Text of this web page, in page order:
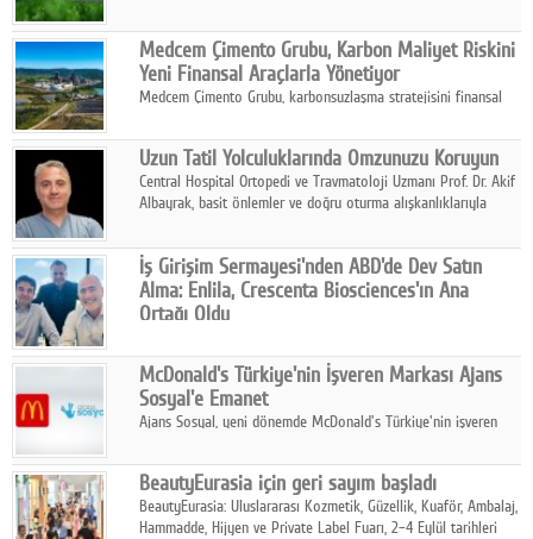
sahipliğinde gerçekleştirilecek.
Medcem Çimento Grubu, Karbon Maliyet Riskini
Yeni Finansal Araçlarla Yönetiyor
Medcem Çimento Grubu, karbonsuzlaşma stratejisini finansal
Uzun Tatil Yolculuklarında Omzunuzu Koruyun
Central Hospital Ortopedi ve Travmatoloji Uzmanı Prof. Dr. Akif
Albayrak, basit önlemler ve doğru oturma alışkanlıklarıyla
İş Girişim Sermayesi'nden ABD'de Dev Satın
Alma: Enlila, Crescenta Biosciences'ın Ana
Ortağı Oldu
stratejisini uluslararası ölçeğe taşıyan satın alma hamlesini
tamamladı.
McDonald's Türkiye'nin İşveren Markası Ajans
Sosyal'e Emanet
Ajans Sosyal, yeni dönemde McDonald's Türkiye'nin işveren
BeautyEurasia için geri sayım başladı
BeautyEurasia: Uluslararası Kozmetik, Güzellik, Kuaför, Ambalaj,
Hammadde, Hijyen ve Private Label Fuarı, 2–4 Eylül tarihleri